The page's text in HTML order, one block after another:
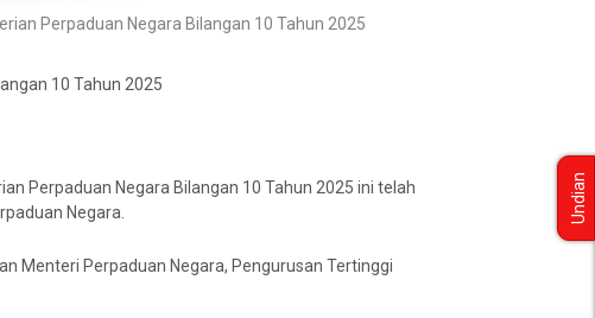
Perpaduan Negara Bilangan 10 Tahun 2025
10 Tahun 2025
Perpaduan Negara Bilangan 10 Tahun 2025 ini telah
Negara.
Menteri Perpaduan Negara, Pengurusan Tertinggi
Undian